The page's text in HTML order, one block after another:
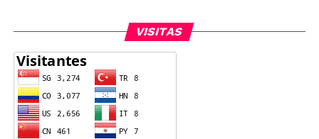
VISITAS